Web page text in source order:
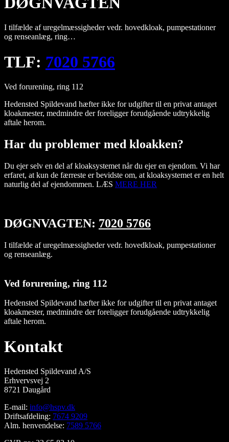
I tilfælde af uregelmæssigheder vedr. hovedkloak, pumpestationer
og renseanlæg, ring…
TLF: 7020 5766
Ved forurening, ring 112
Hedensted Spildevand hæfter ikke for udgifter til en privat antaget
kloakmester, medmindre der foreligger forudgående udtrykkelig
aftale herom.
Har du problemer med kloakken?
Du ejer selv en del af kloaksystemet når du ejer en ejendom. Vi har
erfaret, at kun de færreste er bevidste om, at kloaksystemet er en helt
naturlig del af ejendommen. LÆS MERE HER
DØGNVAGTEN: 7020 5766
I tilfælde af uregelmæssigheder vedr. hovedkloak, pumpestationer
og renseanlæg.
Ved forurening, ring 112
Hedensted Spildevand hæfter ikke for udgifter til en privat antaget
kloakmester, medmindre der foreligger forudgående udtrykkelig
aftale herom.
Kontakt
Hedensted Spildevand A/S
Erhvervsvej 2
8721 Daugård
E-mail: info@hspv.dk
Driftsafdeling: 7674 9209
Alm. henvendelse: 7589 5766